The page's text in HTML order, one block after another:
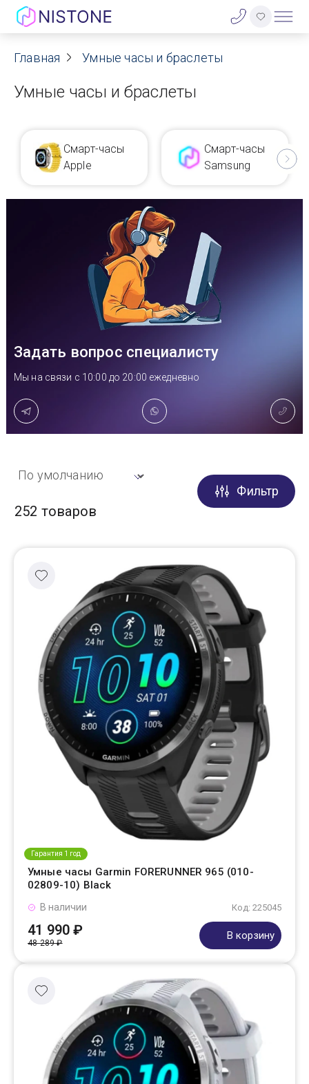
Акции
О нас
Договор оферты
Реквизиты
Контакты
Гарантия
Оплата
Доставка
Самовывоз
Главная Умные часы и браслеты
Умные часы и браслеты
Смарт-часы
Apple
Смарт-часы
Samsung
Задать вопрос специалисту
Мы на связи с 10:00 до 20:00 ежедневно
252 товаров
Фильтр
Гарантия 1 год
Умные часы Garmin FORERUNNER 965 (010-
02809-10) Black
Код: 225045
В наличии
41 990 ₽
48 289 ₽
В корзину